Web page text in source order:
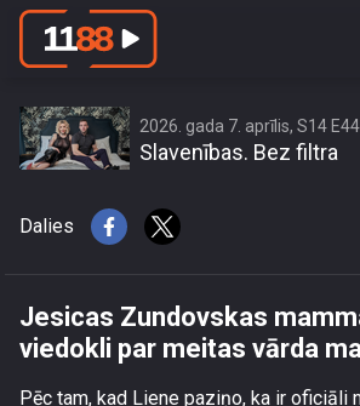
Jesicas Zundovskas
2026. gada 7. aprīlis, S14 E44
Slavenības. Bez filtra
Dalies
Jesicas Zundovskas
viedokli par meitas vārda
Pēc tam, kad Liene paziņo, ka ir oficiāli